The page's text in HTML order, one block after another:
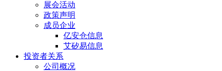
展会活动
政策声明
成员企业
亿安仓信息
艾矽易信息
投资者关系
公司概况